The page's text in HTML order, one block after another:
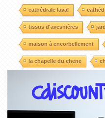
cathédrale laval
tissus d'avesnières
maison à encorbellement
la chapelle du chene